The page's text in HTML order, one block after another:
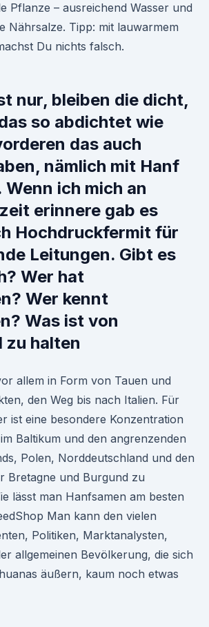
Pflanze – ausreichend Wasser und
Nährsalze. Tipp: mit lauwarmem
Du nichts falsch.
nur, bleiben die dicht,
so abdichtet wie
das auch
nämlich mit Hanf
ich mich an
erinnere gab es
Hochdruckfermit für
Leitungen. Gibt es
Wer hat
Wer kennt
Was ist von
zu halten
allem in Form von Tauen und
den Weg bis nach Italien. Für
ist eine besondere Konzentration
Baltikum und den angrenzenden
Polen, Norddeutschland und den
Bretagne und Burgund zu
lässt man Hanfsamen am besten
Man kann den vielen
Politiken, Marktanalysten,
allgemeinen Bevölkerung, die sich
äußern, kaum noch etwas